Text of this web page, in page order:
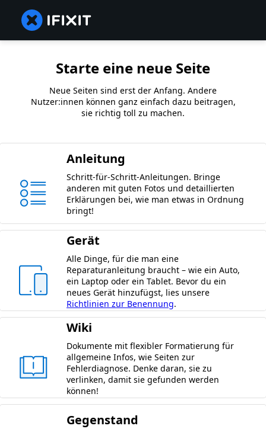
Starte eine neue Seite
Neue Seiten sind erst der Anfang. Andere
Nutzer:innen können ganz einfach dazu beitragen,
sie richtig toll zu machen.
Anleitung
Schritt-für-Schritt-Anleitungen. Bringe
anderen mit guten Fotos und detaillierten
Erklärungen bei, wie man etwas in Ordnung
bringt!
Gerät
Alle Dinge, für die man eine
Reparaturanleitung braucht – wie ein Auto,
ein Laptop oder ein Tablet. Bevor du ein
neues Gerät hinzufügst, lies unsere
Richtlinien zur Benennung.
Wiki
Dokumente mit flexibler Formatierung für
allgemeine Infos, wie Seiten zur
Fehlerdiagnose. Denke daran, sie zu
verlinken, damit sie gefunden werden
können!
Gegenstand